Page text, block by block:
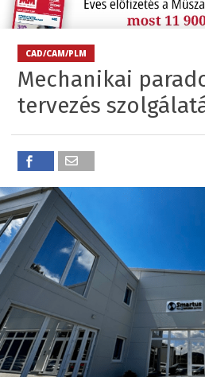
CAD/CAM/PLM
Mechanikai
tervezés